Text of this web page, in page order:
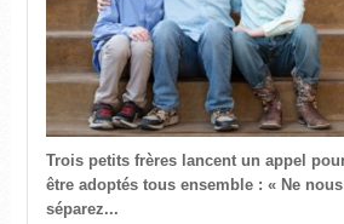
Trois petits frères lancent un appel
être adoptés tous ensemble : « Ne nous
séparez...